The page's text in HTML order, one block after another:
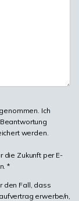
Ich
werden.
die Zukunft per E-
*
den Fall, dass
erwerbe/n,